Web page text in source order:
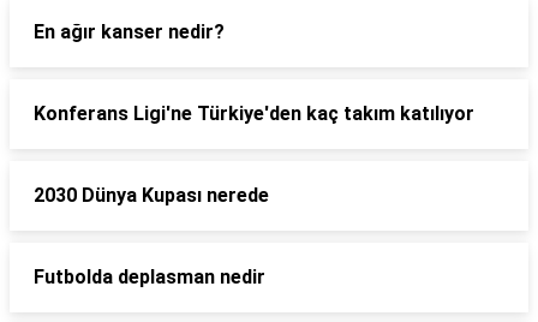
En ağır kanser nedir?
Konferans Ligi'ne Türkiye'den kaç takım katılıyor
2030 Dünya Kupası nerede
Futbolda deplasman nedir